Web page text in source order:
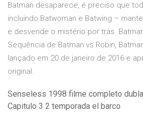
Batman desaparece, é preciso que
incluindo Batwoman e Batwing –
e desvende o mistério por trás
Sequência de Batman vs Robin,
lançado em 20 de janeiro de 2016 e
original.
Senseless 1998 filme completo
Capitulo 3 2 temporada el barco